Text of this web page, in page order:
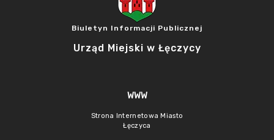
Biuletyn Informacji Publicznej
Urząd Miejski w Łęczycy
WWW
Strona Internetowa Miasto
Łęczyca